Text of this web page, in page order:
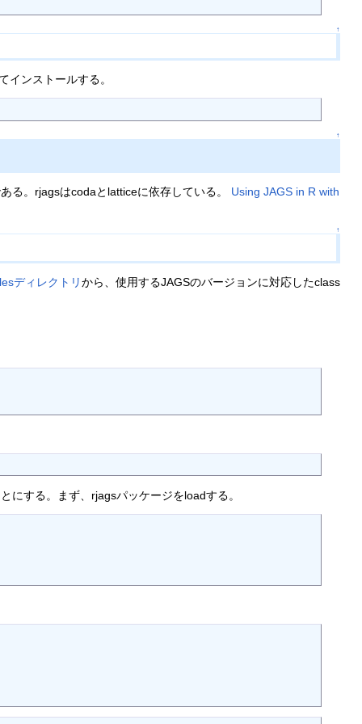
↑
ンストールする。
↑
る。rjagsはcodaとlatticeに依存している。 Using JAGS in R with
↑
ディレクトリから、使用するJAGSのバージョンに対応したclass
にする。まず、rjagsパッケージをloadする。